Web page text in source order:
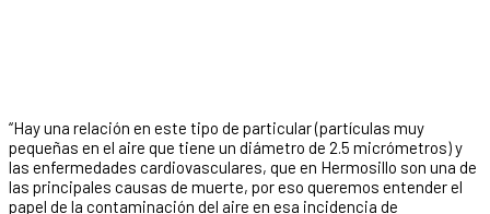
“Hay una relación en este tipo de particular (partículas muy
pequeñas en el aire que tiene un diámetro de 2.5 micrómetros) y
las enfermedades cardiovasculares, que en Hermosillo son una de
las principales causas de muerte, por eso queremos entender el
papel de la contaminación del aire en esa incidencia de